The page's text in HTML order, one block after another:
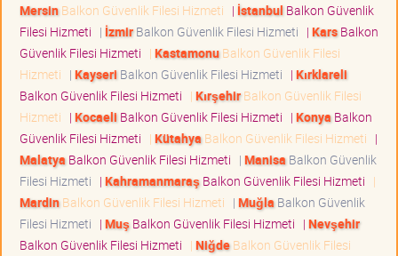
MersinBalkon Güvenlik Filesi Hizmeti | İstanbul Balkon Güvenlik
Filesi Hizmeti | İzmirBalkon Güvenlik Filesi Hizmeti | KarsBalkon
Güvenlik Filesi Hizmeti | KastamonuBalkon Güvenlik Filesi
Hizmeti | Kayseri Balkon Güvenlik Filesi Hizmeti | Kırklareli
Balkon Güvenlik Filesi Hizmeti | KırşehirBalkon Güvenlik Filesi
Hizmeti | Kocaeli Balkon Güvenlik Filesi Hizmeti | Konya Balkon
Güvenlik Filesi Hizmeti | Kütahya Balkon Güvenlik Filesi Hizmeti |
Malatya Balkon Güvenlik Filesi Hizmeti | Manisa Balkon Güvenlik
Filesi Hizmeti | Kahramanmaraş Balkon Güvenlik Filesi Hizmeti |
MardinBalkon Güvenlik Filesi Hizmeti | Muğla Balkon Güvenlik
Filesi Hizmeti | Muş Balkon Güvenlik Filesi Hizmeti | Nevşehir
Balkon Güvenlik Filesi Hizmeti | NiğdeBalkon Güvenlik Filesi